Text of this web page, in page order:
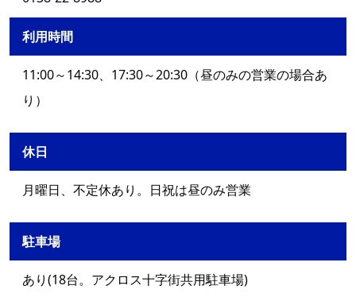
利用時間
11:00～14:30、17:30～20:30（昼のみの営業の場合あ
り）
休日
月曜日、不定休あり。日祝は昼のみ営業
駐車場
あり(18台。アクロス十字街共用駐車場)